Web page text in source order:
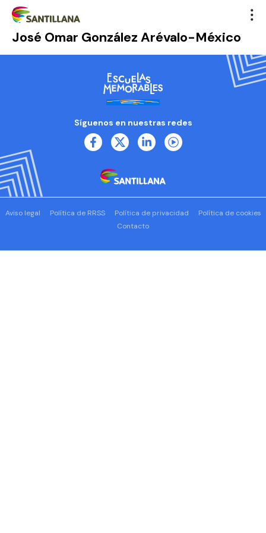
José Omar González Arévalo-México
Síguenos en nuestras redes
Aviso legal Política de RRSS Política de privacidad
Política de cookies
Contacto